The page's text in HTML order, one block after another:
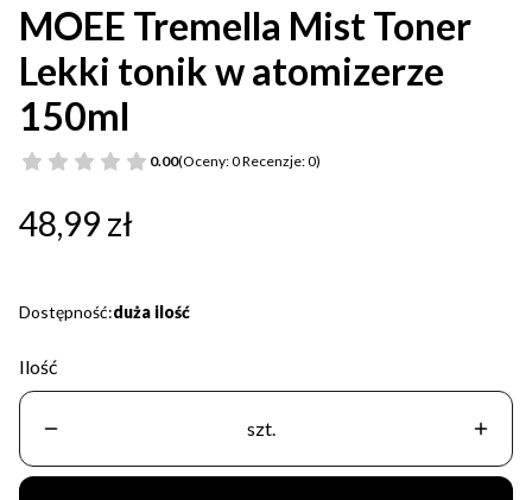
MOEE Tremella Mist Toner
Lekki tonik w atomizerze
150ml
0.00(Oceny: 0 Recenzje: 0)
Cena
48,99 zł
Dostępność:duża ilość
Ilość
szt.